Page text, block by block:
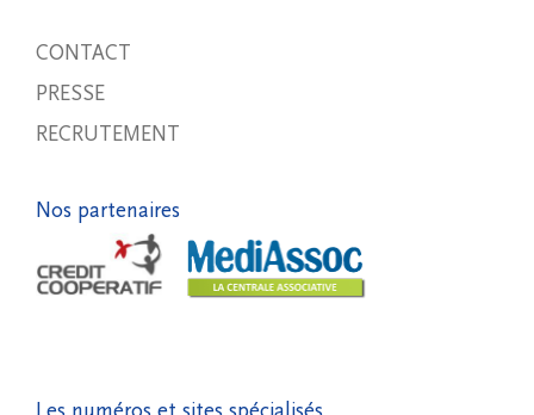
CONTACT
PRESSE
RECRUTEMENT
Nos partenaires